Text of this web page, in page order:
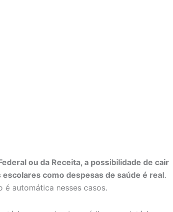
ou da Receita, a possibilidade de cair
como despesas de saúde é real.
é automática nesses casos.